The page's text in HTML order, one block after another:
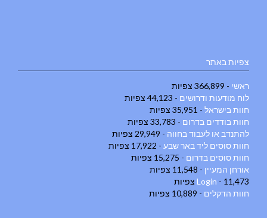
צפיות באתר
ראשי - 366,899 צפיות
לוח מודעות ודרושים - 44,123 צפיות
חוות בישראל - 35,951 צפיות
חוות בודדים בדרום - 33,783 צפיות
להתנדב או לעבוד בחווה - 29,949 צפיות
חוות סוסים ליד באר שבע - 17,922 צפיות
חוות סוסים בדרום - 15,275 צפיות
אורחן המעיין - 11,548 צפיות
Login - 11,473 צפיות
חוות הדקלים - 10,889 צפיות